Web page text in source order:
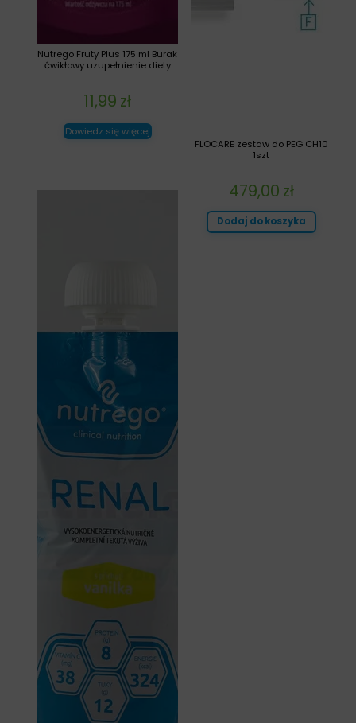
FLOCARE zestaw do PEG CH10
1szt
479,00 zł
Dodaj do koszyka
Nutrego Fruty Plus 175 ml Burak
ćwikłowy uzupełnienie diety
11,99 zł
Dowiedz się więcej